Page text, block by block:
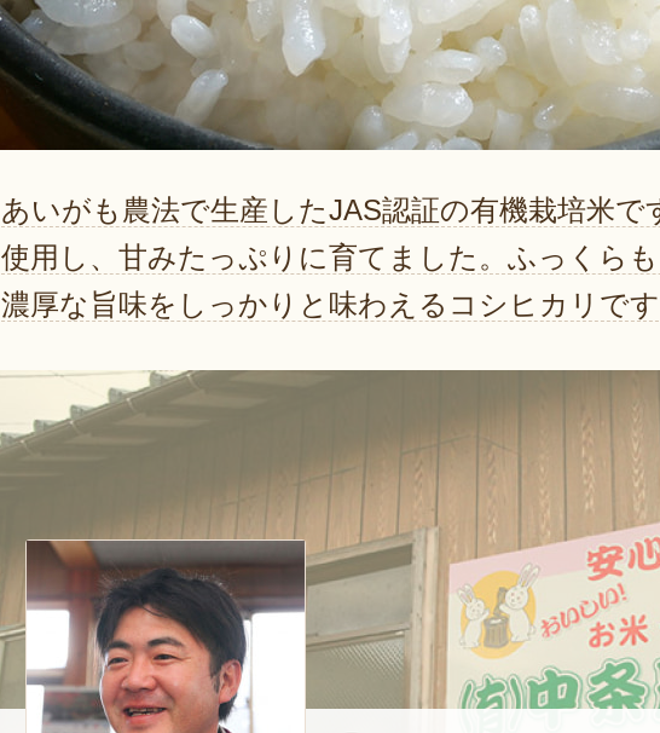
あいがも農法で生産したJAS認証の有機栽培米で
使用し、甘みたっぷりに育てました。ふっくらも
濃厚な旨味をしっかりと味わえるコシヒカリです